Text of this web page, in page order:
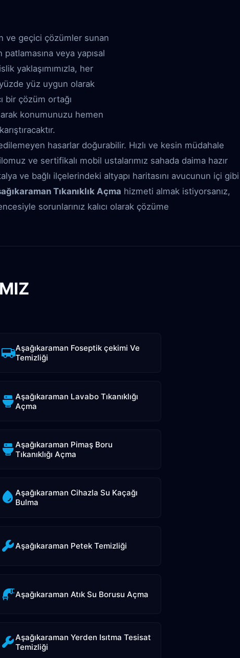
ve geçici çözümler sunan
patlamasına veya yapısal
yaklaşımımızla, her
yüz uygun olarak
bir çözüm ortağı
konumunuzu hemen
hasarlar doğurabilir. Hızlı ve kesin müdahale
ve sertifikalı mobil ustalarımız sahada daima hazır
ve bağlı ilçelerindeki altyapı haritasını avucunun içi gibi
Tıkanıklık Açma hizmeti almak istiyorsanız,
sorunlarınız kalıcı olarak çözüme
Aşağıkaraman Foseptik çekimi Ve
Temizliği
Aşağıkaraman Lavabo Tıkanıklığı
Açma
Aşağıkaraman Pimaş Boru
Tıkanıklığı Açma
Aşağıkaraman Cihazla Su Kaçağı
Bulma
Aşağıkaraman Petek Temizliği
Aşağıkaraman Atık Su Borusu Açma
Aşağıkaraman Yerden Isıtma Tesisat
Temizliği